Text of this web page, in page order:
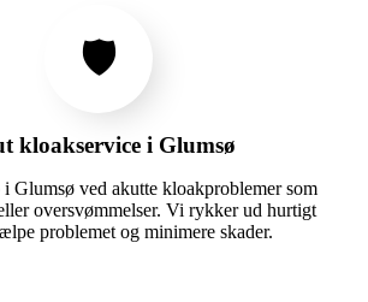
🛡️
kloakservice i Glumsø
Glumsø ved akutte kloakproblemer som
oversvømmelser. Vi rykker ud hurtigt
problemet og minimere skader.